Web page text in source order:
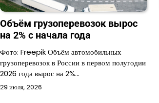
Объём грузоперевозок вырос
на 2% c начала года
Фото: Freepik Объём автомобильных
грузоперевозок в России в первом полугодии
2026 года вырос на 2%…
29 июля, 2026